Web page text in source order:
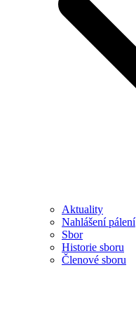
Aktuality
Nahlášení pálení
Sbor
Historie sboru
Členové sboru